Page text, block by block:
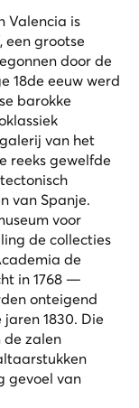
Valencia is
een grootse
door de
18de eeuw werd
barokke
van het
reeks gewelfde
van Spanje.
voor
de collecties
de
in 1768 —
onteigend
1830. Die
zalen
gevoel van